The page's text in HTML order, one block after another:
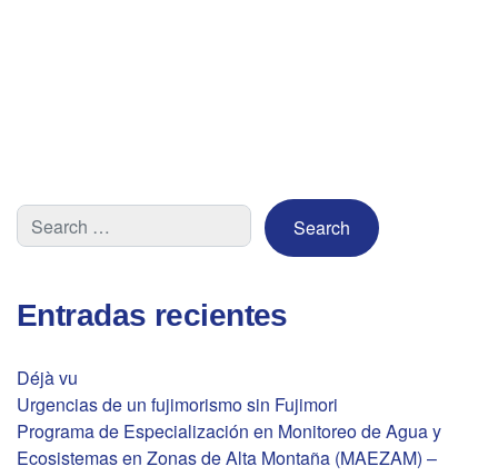
Entradas recientes
Déjà vu
Urgencias de un fujimorismo sin Fujimori
Programa de Especialización en Monitoreo de Agua y
Ecosistemas en Zonas de Alta Montaña (MAEZAM) –